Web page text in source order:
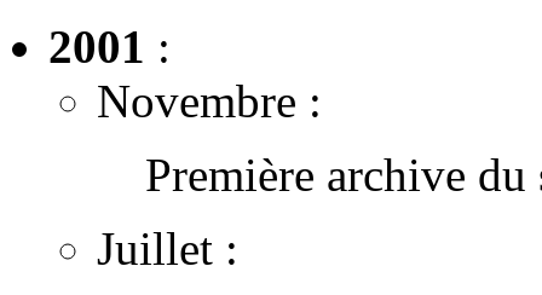
2001 :
Novembre :
Première archive du
Juillet :